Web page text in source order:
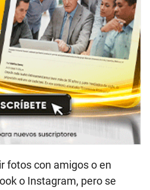
fotos con amigos o en
o Instagram, pero se